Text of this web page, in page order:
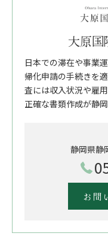
大原
日本での滞在や事業
帰化申請の手続きを
査には収入状況や雇
正確な書類作成が静
静岡県静
お問